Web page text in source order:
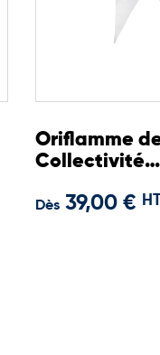
Oriflamme
Collectivité
Dès 39,00 €